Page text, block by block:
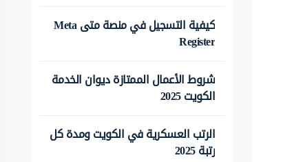
كيفية التسجيل في منصة متى Meta
Register
شروط الأعمال الممتازة ديوان الخدمة
الكويت 2025
الرتب العسكرية في الكويت ومدة كل
رتبة 2025